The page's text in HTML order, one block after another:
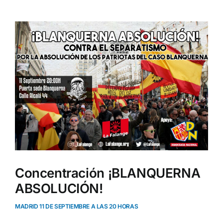
Ver
imagen
más
grande
Concentración ¡BLANQUERNA
ABSOLUCIÓN!
MADRID 11 DE SEPTIEMBRE A LAS 20 HORAS